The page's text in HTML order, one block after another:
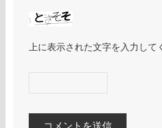
上に表示された文字を入力して